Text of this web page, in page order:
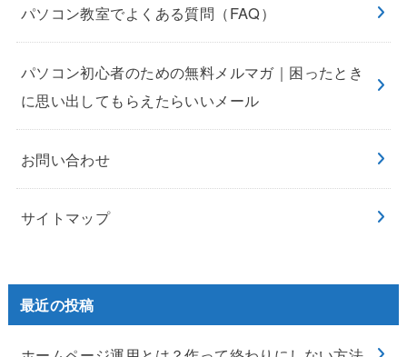
パソコン教室でよくある質問（FAQ）
パソコン初心者のための無料メルマガ｜困ったとき
に思い出してもらえたらいいメール
お問い合わせ
サイトマップ
最近の投稿